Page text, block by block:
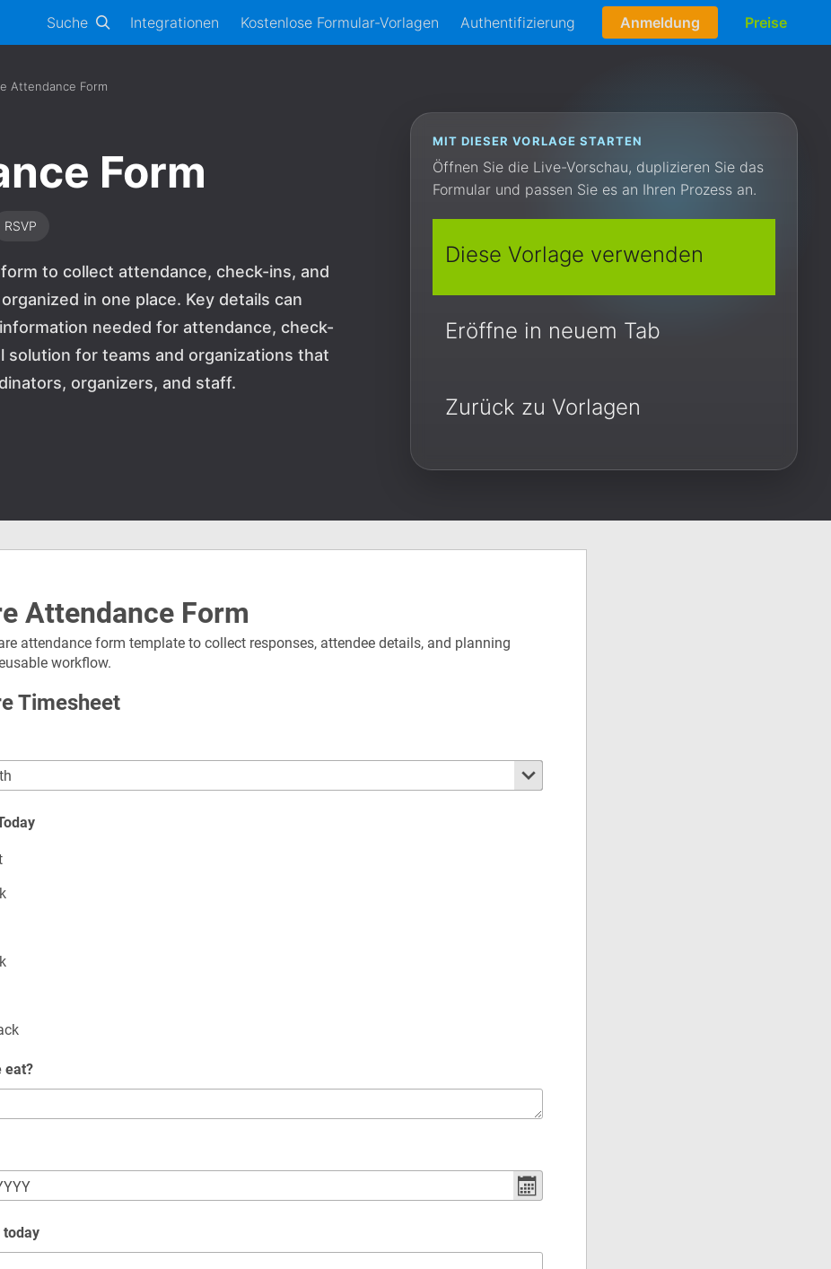
Suche Integrationen Kostenlose Formular-Vorlagen Authentifizierung Anmeldung Preise
Attendance Form
Form
RSVP
to collect attendance, check-ins, and
in one place. Key details can
needed for attendance, check-
solution for teams and organizations that
organizers, and staff.
MIT DIESER VORLAGE STARTEN
Öffnen Sie die Live-Vorschau, duplizieren Sie das
Formular und passen Sie es an Ihren Prozess an.
Diese Vorlage verwenden
Eröffne in neuem Tab
Zurück zu Vorlagen